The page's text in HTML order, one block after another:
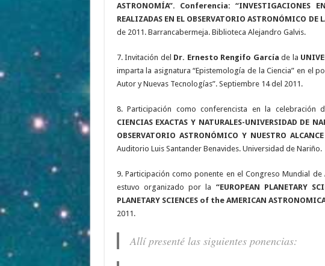
ASTRONOMÍA”. Conferencia: “INVESTIGACIONES
REALIZADAS EN EL OBSERVATORIO ASTRONÓMICO DE
de 2011. Barrancabermeja. Biblioteca Alejandro Galvis.
7. Invitación del Dr. Ernesto Rengifo García de la
imparta la asignatura “Epistemología de la Ciencia” en el
Autor y Nuevas Tecnologías”. Septiembre 14 del 2011.
8. Participación como conferencista en la celebración
CIENCIAS EXACTAS Y NATURALES-UNIVERSIDAD DE
OBSERVATORIO ASTRONÓMICO Y NUESTRO
Auditorio Luis Santander Benavides. Universidad de Nariño.
9. Participación como ponente en el Congreso Mundial
estuvo organizado por la “EUROPEAN PLANETARY
PLANETARY SCIENCES of the AMERICAN
2011.
Allí presenté las siguientes ponencias: